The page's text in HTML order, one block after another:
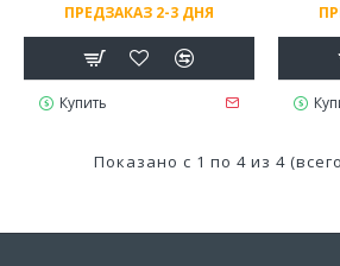
ПРЕДЗАКАЗ 2-3 ДНЯ
Купить
Показано с 1 по 4 из 4